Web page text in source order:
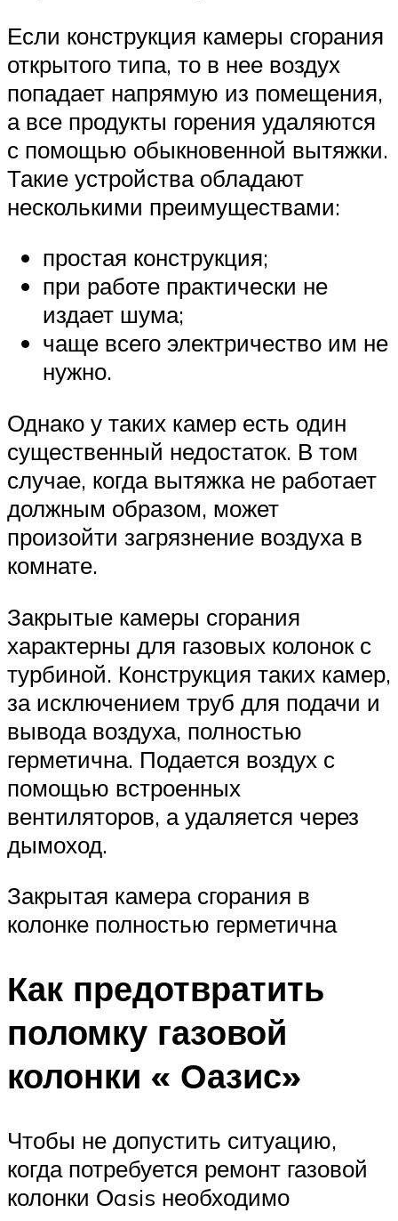
Если конструкция камеры сгорания
открытого типа, то в нее воздух
попадает напрямую из помещения,
а все продукты горения удаляются
с помощью обыкновенной вытяжки.
Такие устройства обладают
несколькими преимуществами:
простая конструкция;
при работе практически не
издает шума;
чаще всего электричество им не
нужно.
Однако у таких камер есть один
существенный недостаток. В том
случае, когда вытяжка не работает
должным образом, может
произойти загрязнение воздуха в
комнате.
Закрытые камеры сгорания
характерны для газовых колонок с
турбиной. Конструкция таких камер,
за исключением труб для подачи и
вывода воздуха, полностью
герметична. Подается воздух с
помощью встроенных
вентиляторов, а удаляется через
дымоход.
Закрытая камера сгорания в
колонке полностью герметична
Как предотвратить
поломку газовой
колонки « Оазис»
Чтобы не допустить ситуацию,
когда потребуется ремонт газовой
колонки Оasis необходимо